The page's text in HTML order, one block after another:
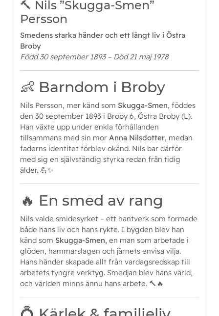
🔨 Nils ”Skugga-Smen”
Persson
Smedens starka händer och ett långt liv i Östra
Broby
Född 30 september 1893 – Död 21 maj 1978
👶 Barndom i Broby
Nils Persson, mer känd som Skugga-Smen, föddes
den 30 september 1893 i Broby 6, Östra Broby (L).
Han växte upp under enkla förhållanden
tillsammans med sin mor Anna Nilsdotter, medan
faderns identitet förblev okänd. Nils bar därför
med sig en självständig styrka redan från tidig
ålder. 💪✨
🔥 En smed av rang
Nils valde smidesyrket – ett hantverk som formade
både hans liv och hans rykte. I bygden blev han
känd som Skugga-Smen, en man som arbetade i
glöden, hammarslagen och järnets envisa vilja.
Hans händer skapade allt från vardagsredskap till
arbetets tyngre verktyg. Smedjan blev hans värld,
och världen minns ännu hans arbete. 🔨🔥